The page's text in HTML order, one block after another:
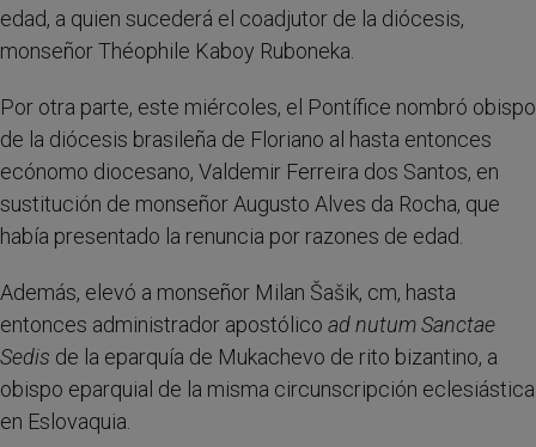
edad, a quien sucederá el coadjutor de la diócesis,
monseñor Théophile Kaboy Ruboneka.
Por otra parte, este miércoles, el Pontífice nombró obispo
de la diócesis brasileña de Floriano al hasta entonces
ecónomo diocesano, Valdemir Ferreira dos Santos, en
sustitución de monseñor Augusto Alves da Rocha, que
había presentado la renuncia por razones de edad.
Además, elevó a monseñor Milan Šašik, cm, hasta
entonces administrador apostólico ad nutum Sanctae
Sedis de la eparquía de Mukachevo de rito bizantino, a
obispo eparquial de la misma circunscripción eclesiástica
en Eslovaquia.